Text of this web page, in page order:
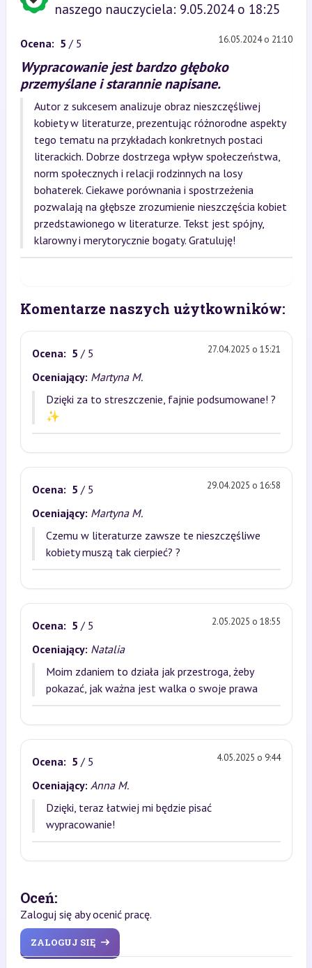
naszego nauczyciela: 9.05.2024 o 18:25
Ocena: 5 / 5 16.05.2024 o 21:10
Wypracowanie jest bardzo głęboko
przemyślane i starannie napisane.
Autor z sukcesem analizuje obraz nieszczęśliwej
kobiety w literaturze, prezentując różnorodne aspekty
tego tematu na przykładach konkretnych postaci
literackich. Dobrze dostrzega wpływ społeczeństwa,
norm społecznych i relacji rodzinnych na losy
bohaterek. Ciekawe porównania i spostrzeżenia
pozwalają na głębsze zrozumienie nieszczęścia kobiet
przedstawionego w literaturze. Tekst jest spójny,
klarowny i merytorycznie bogaty. Gratuluję!
Komentarze naszych użytkowników:
Ocena: 5 / 5 27.04.2025 o 15:21
Oceniający: Martyna M.
Dzięki za to streszczenie, fajnie podsumowane! ?
✨
Ocena: 5 / 5 29.04.2025 o 16:58
Oceniający: Martyna M.
Czemu w literaturze zawsze te nieszczęśliwe
kobiety muszą tak cierpieć? ?
Ocena: 5 / 5 2.05.2025 o 18:55
Oceniający: Natalia
Moim zdaniem to działa jak przestroga, żeby
pokazać, jak ważna jest walka o swoje prawa
Ocena: 5 / 5 4.05.2025 o 9:44
Oceniający: Anna M.
Dzięki, teraz łatwiej mi będzie pisać
wypracowanie!
Oceń:
Zaloguj się aby ocenić pracę.
ZALOGUJ SIĘ